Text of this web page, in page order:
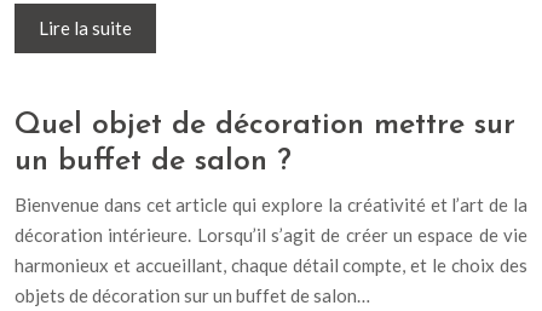
Lire la suite
Quel objet de décoration mettre sur
un buffet de salon ?
Bienvenue dans cet article qui explore la créativité et l’art de la
décoration intérieure. Lorsqu’il s’agit de créer un espace de vie
harmonieux et accueillant, chaque détail compte, et le choix des
objets de décoration sur un buffet de salon…